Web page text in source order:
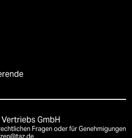
GmbH
Fragen oder für Genehmigungen